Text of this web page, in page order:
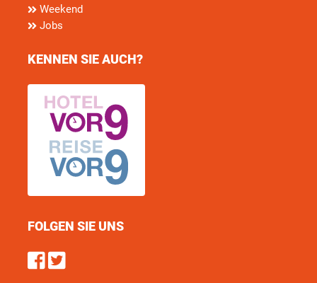
Weekend
Jobs
KENNEN SIE AUCH?
FOLGEN SIE UNS
Find us on Facebook
Follow us on Twitter